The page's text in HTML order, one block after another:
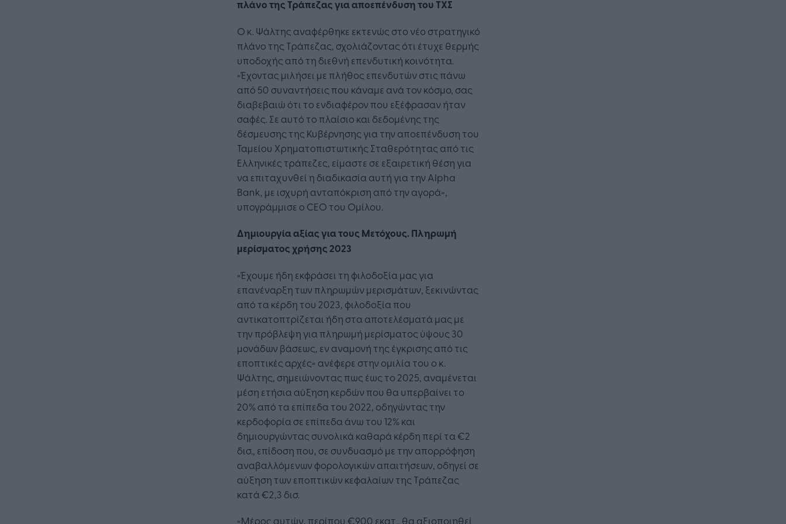
πλάνο της Τράπεζας για αποεπένδυση του ΤΧΣ
Ο κ. Ψάλτης αναφέρθηκε εκτενώς στο νέο στρατηγικό
πλάνο της Τράπεζας, σχολιάζοντας ότι έτυχε θερμής
υποδοχής από τη διεθνή επενδυτική κοινότητα.
«Έχοντας μιλήσει με πλήθος επενδυτών στις πάνω
από 50 συναντήσεις που κάναμε ανά τον κόσμο, σας
διαβεβαιώ ότι το ενδιαφέρον που εξέφρασαν ήταν
σαφές. Σε αυτό το πλαίσιο και δεδομένης της
δέσμευσης της Κυβέρνησης για την αποεπένδυση του
Ταμείου Χρηματοπιστωτικής Σταθερότητας από τις
Ελληνικές τράπεζες, είμαστε σε εξαιρετική θέση για
να επιταχυνθεί η διαδικασία αυτή για την Alpha
Bank, με ισχυρή ανταπόκριση από την αγορά»,
υπογράμμισε ο CEO του Ομίλου.
Δημιουργία αξίας για τους Μετόχους. Πληρωμή
μερίσματος χρήσης 2023
«Έχουμε ήδη εκφράσει τη φιλοδοξία μας για
επανέναρξη των πληρωμών μερισμάτων, ξεκινώντας
από τα κέρδη του 2023, φιλοδοξία που
αντικατοπτρίζεται ήδη στα αποτελέσματά μας με
την πρόβλεψη για πληρωμή μερίσματος ύψους 30
μονάδων βάσεως, εν αναμονή της έγκρισης από τις
εποπτικές αρχές» ανέφερε στην ομιλία του ο κ.
Ψάλτης, σημειώνοντας πως έως το 2025, αναμένεται
μέση ετήσια αύξηση κερδών που θα υπερβαίνει το
20% από τα επίπεδα του 2022, οδηγώντας την
κερδοφορία σε επίπεδα άνω του 12% και
δημιουργώντας συνολικά καθαρά κέρδη περί τα €2
δισ., επίδοση που, σε συνδυασμό με την απορρόφηση
αναβαλλόμενων φορολογικών απαιτήσεων, οδηγεί σε
αύξηση των εποπτικών κεφαλαίων της Τράπεζας
κατά €2,3 δισ.
«Μέρος αυτών, περίπου €900 εκατ., θα αξιοποιηθεί